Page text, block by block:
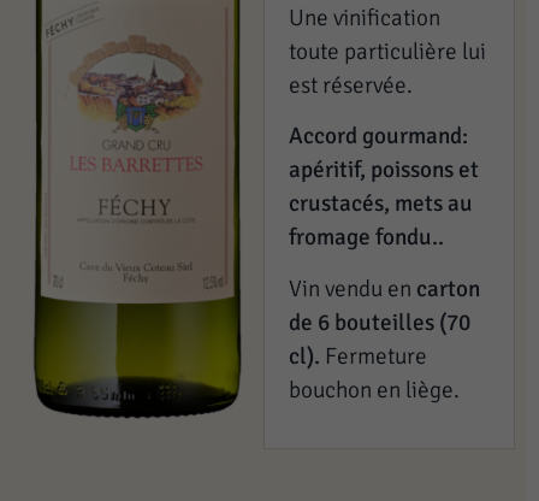
Une vinification
toute particulière lui
est réservée.
Accord gourmand:
apéritif, poissons et
crustacés, mets au
fromage fondu..
Vin vendu en carton
de 6 bouteilles (70
cl). Fermeture
bouchon en liège.